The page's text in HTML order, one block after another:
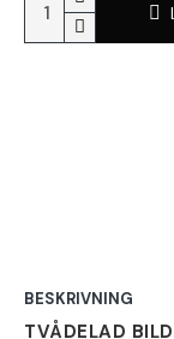
BESKRIVNING
TVÅDELAD